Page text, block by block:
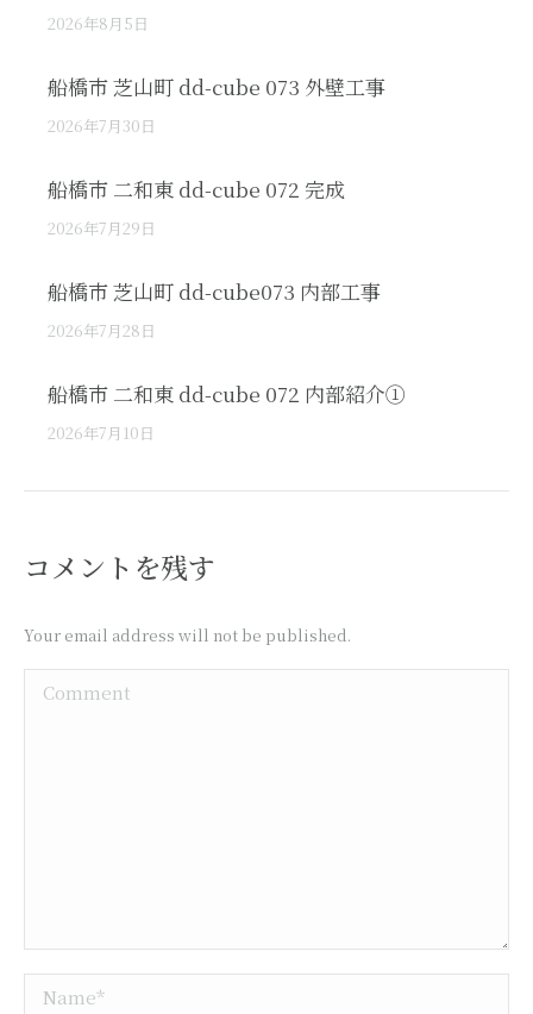
2026年8月5日
船橋市 芝山町 dd-cube 073 外壁工事
2026年7月30日
船橋市 二和東 dd-cube 072 完成
2026年7月29日
船橋市 芝山町 dd-cube073 内部工事
2026年7月28日
船橋市 二和東 dd-cube 072 内部紹介①
2026年7月10日
コメントを残す
Your email address will not be published.
Comment
Name *